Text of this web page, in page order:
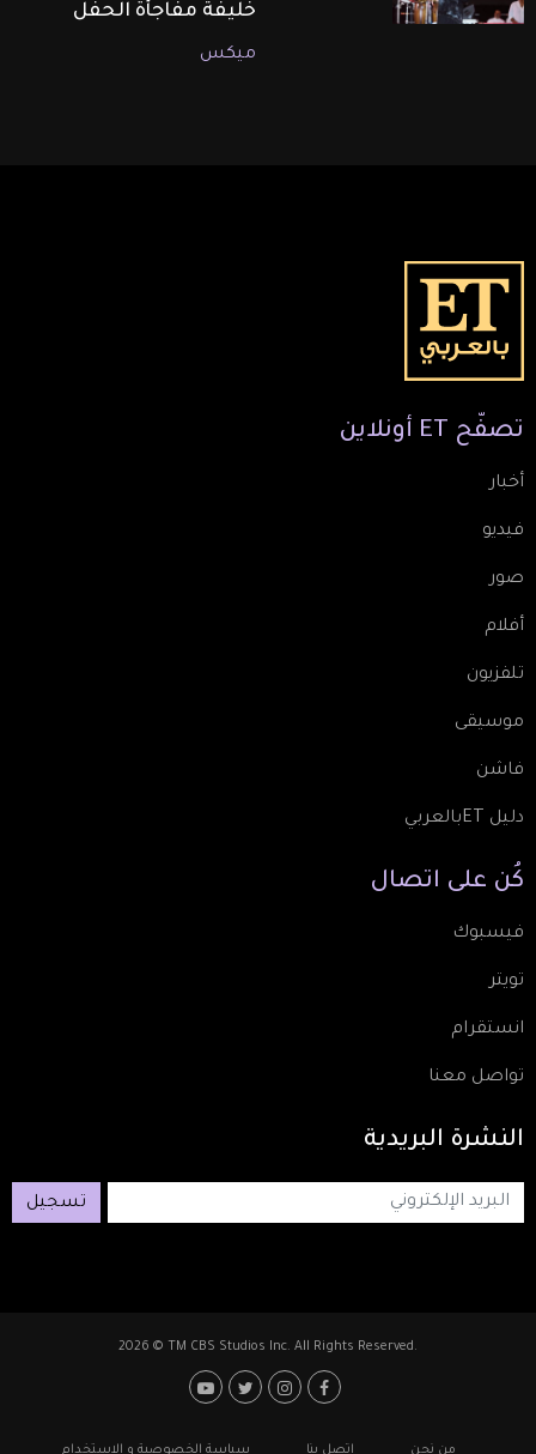
خليفة مفاجأة الحفل
ميكس
تصفّح ET أونلاين
أخبار
فيديو
صور
أفلام
تلفزيون
موسيقى
فاشن
دليل ETبالعربي
كُن على اتصال
فيسبوك
تويتر
انستقرام
تواصل معنا
النشرة البريدية
تسجيل
2026 © TM CBS Studios Inc. All Rights Reserved.
Footer: Social Media
Footerمن نحن اتصل بنا سياسة الخصوصية و الاستخدام